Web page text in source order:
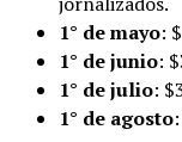
1° de mayo:
1° de junio:
1° de julio:
1° de agosto